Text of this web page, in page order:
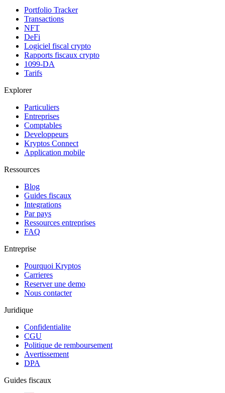
Portfolio Tracker
Transactions
NFT
DeFi
Logiciel fiscal crypto
Rapports fiscaux crypto
1099-DA
Tarifs
Explorer
Particuliers
Entreprises
Comptables
Developpeurs
Kryptos Connect
Application mobile
Ressources
Blog
Guides fiscaux
Integrations
Par pays
Ressources entreprises
FAQ
Entreprise
Pourquoi Kryptos
Carrieres
Reserver une demo
Nous contacter
Juridique
Confidentialite
CGU
Politique de remboursement
Avertissement
DPA
Guides fiscaux